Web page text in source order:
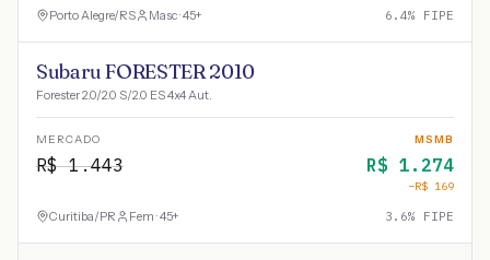
Porto Alegre/RS Masc · 45+ 6.4% FIPE
Subaru FORESTER 2010
Forester 2.0/2.0 S/2.0 ES 4x4 Aut.
MERCADO
R$1.443
MSMB
R$ 1.274
−R$ 169
Curitiba/PR Fem · 45+ 3.6% FIPE